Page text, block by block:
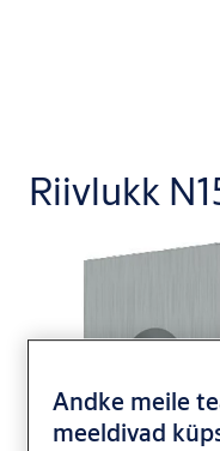
Riivlukk
Andke meile
meeldivad